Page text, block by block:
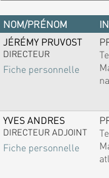
NOM/PRÉNOM
JÉRÉMY PRUVOST
DIRECTEUR
Fiche personnelle
YVES ANDRES
DIRECTEUR ADJOINT
Fiche personnelle